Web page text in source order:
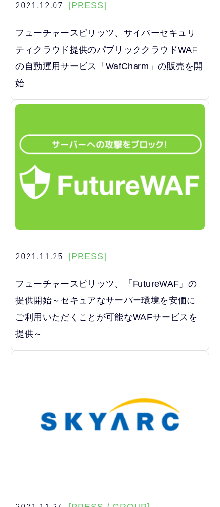
2021.12.07 [PRESS]
フューチャースピリッツ、サイバーセキュリ
ティクラウド提供のパブリッククラウドWAF
の自動運用サービス「WafCharm」の販売を開
始
2021.11.25 [PRESS]
フューチャースピリッツ、「FutureWAF」の
提供開始～セキュアなサーバー環境を安価に
ご利用いただくことが可能なWAFサービスを
提供～